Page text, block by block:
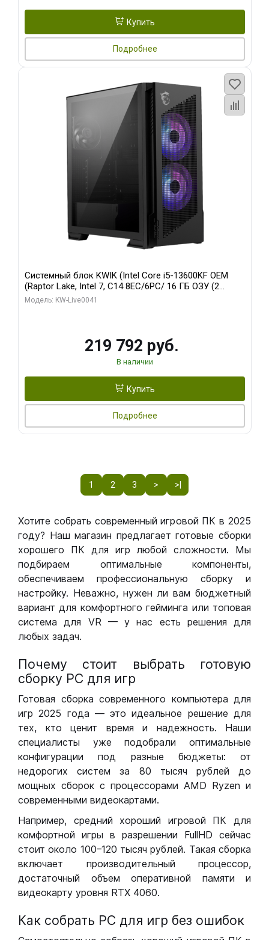
Купить
Подробнее
Системный блок KWIK (Intel Core i5-13600KF OEM
(Raptor Lake, Intel 7, C14 8EC/6PC/ 16 ГБ ОЗУ (2
модуля)/ Palit RTX5080 GAMINGPRO OC 16GB GDDR7
Модель: KW-Live0041
219 792 руб.
В наличии
Купить
Подробнее
1 2 3 > >|
Хотите собрать современный игровой ПК в 2025
году? Наш магазин предлагает готовые сборки
хорошего ПК для игр любой сложности. Мы
подбираем оптимальные компоненты,
обеспечиваем профессиональную сборку и
настройку. Неважно, нужен ли вам бюджетный
вариант для комфортного гейминга или топовая
система для VR — у нас есть решения для
любых задач.
Почему стоит выбрать готовую
сборку РС для игр
Готовая сборка современного компьютера для
игр 2025 года — это идеальное решение для
тех, кто ценит время и надежность. Наши
специалисты уже подобрали оптимальные
конфигурации под разные бюджеты: от
недорогих систем за 80 тысяч рублей до
мощных сборок с процессорами AMD Ryzen и
современными видеокартами.
Например, средний хороший игровой ПК для
комфортной игры в разрешении FullHD сейчас
стоит около 100–120 тысяч рублей. Такая сборка
включает производительный процессор,
достаточный объем оперативной памяти и
видеокарту уровня RTX 4060.
Как собрать РС для игр без ошибок